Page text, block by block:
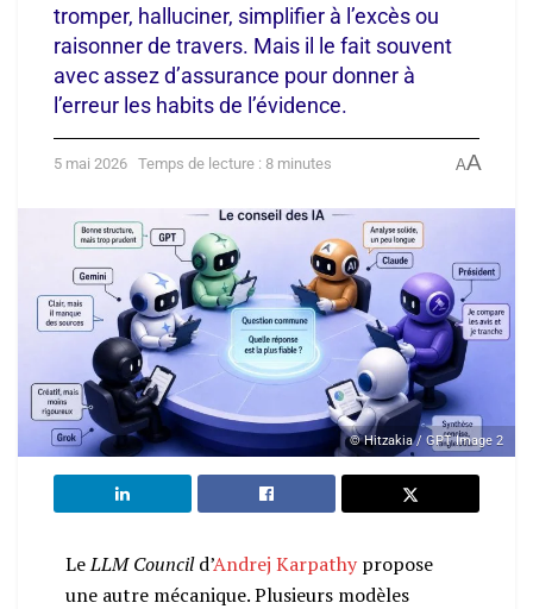
tromper, halluciner, simplifier à l’excès ou
raisonner de travers. Mais il le fait souvent
avec assez d’assurance pour donner à
l’erreur les habits de l’évidence.
5 mai 2026 Temps de lecture : 8 minutes AA
© Hitzakia / GPT Image 2
LeLLM Councild’Andrej Karpathypropose
une autre mécanique. Plusieurs modèles